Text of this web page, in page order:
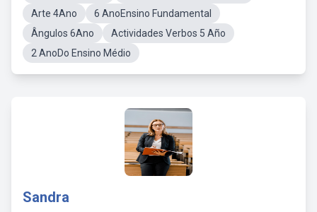
Arte 4Ano
6 AnoEnsino Fundamental
Ângulos 6Ano
Actividades Verbos 5 Año
2 AnoDo Ensino Médio
Sandra